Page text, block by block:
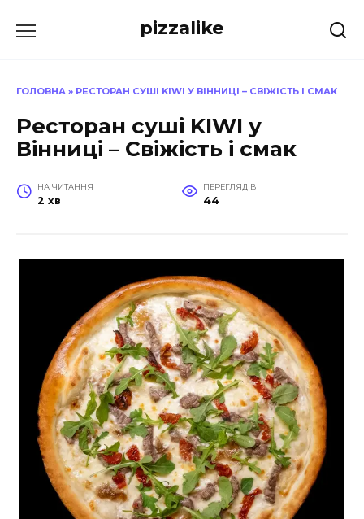
до
pizzalike
ГОЛОВНА » РЕСТОРАН СУШІ KIWI У ВІННИЦІ – СВІЖІСТЬ І СМАК
Ресторан суші KIWI у
Вінниці – Свіжість і смак
НА ЧИТАННЯ
2 хв
ПЕРЕГЛЯДІВ
44